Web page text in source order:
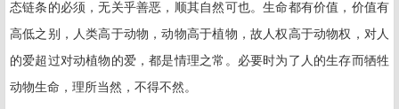
态链条的必须，无关乎善恶，顺其自然可也。生命都有价值，价值有
高低之别，人类高于动物，动物高于植物，故人权高于动物权，对人
的爱超过对动植物的爱，都是情理之常。必要时为了人的生存而牺牲
动物生命，理所当然，不得不然。